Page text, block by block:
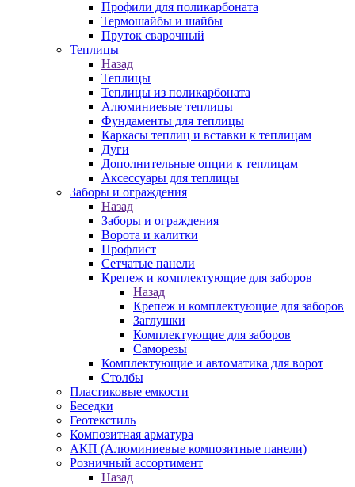
Профили для поликарбоната
Термошайбы и шайбы
Пруток сварочный
Теплицы
Назад
Теплицы
Теплицы из поликарбоната
Алюминиевые теплицы
Фундаменты для теплицы
Каркасы теплиц и вставки к теплицам
Дуги
Дополнительные опции к теплицам
Аксессуары для теплицы
Заборы и ограждения
Назад
Заборы и ограждения
Ворота и калитки
Профлист
Сетчатые панели
Крепеж и комплектующие для заборов
Назад
Крепеж и комплектующие для заборов
Заглушки
Комплектующие для заборов
Саморезы
Комплектующие и автоматика для ворот
Столбы
Пластиковые емкости
Беседки
Геотекстиль
Композитная арматура
АКП (Алюминиевые композитные панели)
Розничный ассортимент
Назад